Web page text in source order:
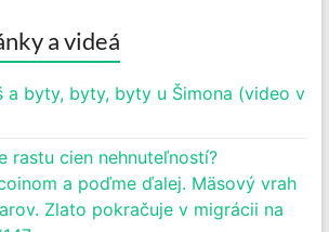
a videá
a byty, byty, byty u Šimona (video v
rastu cien nehnuteľností?
a poďme ďalej. Mäsový vrah
Zlato pokračuje v migrácii na